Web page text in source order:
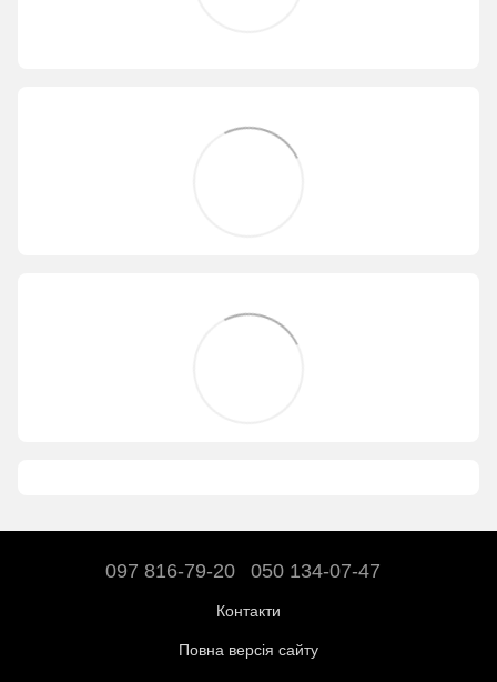
097 816-79-20 050 134-07-47
Контакти
Повна версія сайту